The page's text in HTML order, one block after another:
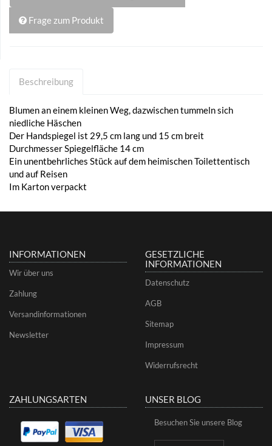
Frage zum Produkt
Beschreibung
Blumen an einem kleinen Weg, dazwischen tummeln sich
niedliche Häschen
Der Handspiegel ist 29,5 cm lang und 15 cm breit
Durchmesser Spiegelfläche 14 cm
Ein unentbehrliches Stück auf dem heimischen Toilettentisch
und auf Reisen
Im Karton verpackt
INFORMATIONEN
Wir über uns
Zahlung
Versandinformationen
Newsletter
GESETZLICHE
INFORMATIONEN
Datenschutz
AGB
Sitemap
Impressum
Widerrufsrecht
ZAHLUNGSARTEN UNSER BLOG
Besuchen Sie unsere Blog